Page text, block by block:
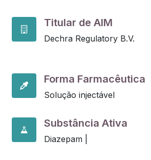
Titular de AIM
Dechra Regulatory B.V.
Forma Farmacêutica
Solução injectável
Substância Ativa
Diazepam |